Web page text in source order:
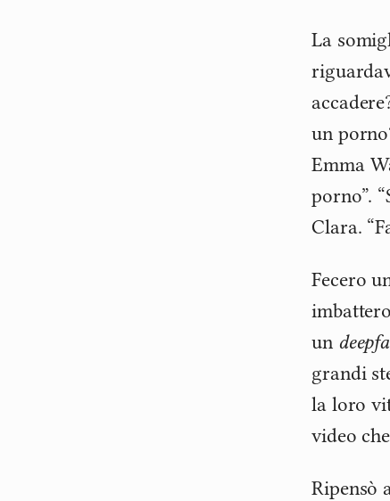
La
un
Emma
porno”.
Clara.
Fecero
un
grandi
la loro
video
Ripensò